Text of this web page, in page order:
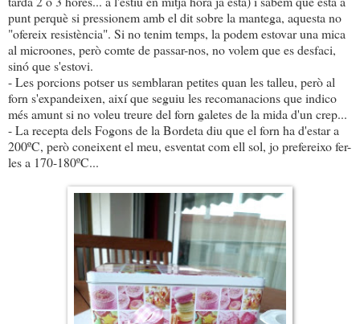
punt perquè si pressionem amb el dit sobre la mantega, aquesta no
"ofereix resistència". Si no tenim temps, la podem estovar una mica
al microones, però comte de passar-nos, no volem que es desfaci,
sinó que s'estovi.
- Les porcions potser us semblaran petites quan les talleu, però al
forn s'expandeixen, així que seguiu les recomanacions que indico
més amunt si no voleu treure del forn galetes de la mida d'un crep...
- La recepta dels Fogons de la Bordeta diu que el forn ha d'estar a
200ºC, però coneixent el meu, esventat com ell sol, jo prefereixo fer-
les a 170-180ºC...